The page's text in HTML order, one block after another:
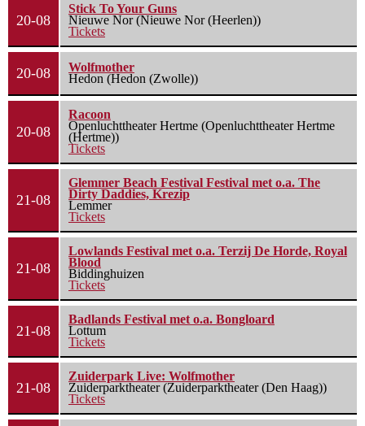
20-08
Stick To Your Guns
Nieuwe Nor (Nieuwe Nor (Heerlen))
Tickets
20-08
Wolfmother
Hedon (Hedon (Zwolle))
20-08
Racoon
Openluchttheater Hertme (Openluchttheater Hertme
(Hertme))
Tickets
21-08
Glemmer Beach Festival Festival met o.a. The
Dirty Daddies, Krezip
Lemmer
Tickets
21-08
Lowlands Festival met o.a. Terzij De Horde, Royal
Blood
Biddinghuizen
Tickets
21-08
Badlands Festival met o.a. Bongloard
Lottum
Tickets
21-08
Zuiderpark Live: Wolfmother
Zuiderparktheater (Zuiderparktheater (Den Haag))
Tickets